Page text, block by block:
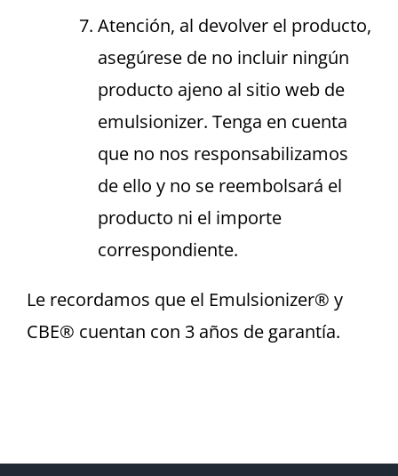
Atención, al devolver el producto,
asegúrese de no incluir ningún
producto ajeno al sitio web de
emulsionizer. Tenga en cuenta
que no nos responsabilizamos
de ello y no se reembolsará el
producto ni el importe
correspondiente.
Le recordamos que el Emulsionizer® y
CBE® cuentan con 3 años de garantía.